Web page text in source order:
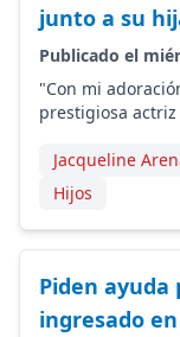
junto a su
Publicado el
"Con mi
prestigiosa
Jacqueline
Hijos
Piden ayuda
ingresado